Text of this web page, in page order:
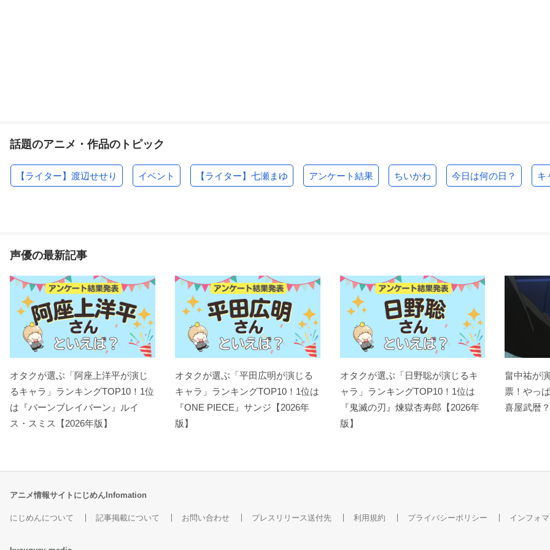
話題のアニメ・作品のトピック
【ライター】渡辺せせり イベント 【ライター】七瀬まゆ アンケート結果 ちいかわ 今日は何の日？ キ
声優の最新記事
オタクが選ぶ「阿座上洋平が演じ
るキャラ」ランキングTOP10！1位
は『バーンブレイバーン』ルイ
ス・スミス【2026年版】
オタクが選ぶ「平田広明が演じる
キャラ」ランキングTOP10！1位は
『ONE PIECE』サンジ【2026年
版】
オタクが選ぶ「日野聡が演じるキ
ャラ」ランキングTOP10！1位は
『鬼滅の刃』煉󠄁獄杏寿郎【2026年
版】
畠中祐が
票！やっ
喜屋武暦
アニメ情報サイトにじめんInfomation
にじめんについて 記事掲載について お問い合わせ プレスリリース送付先 利用規約 プライバシーポリシー インフォ